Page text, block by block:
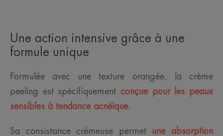
Une action intensive grâce à une
formule unique
Formulée avec une texture orangée, la crème
peeling est spécifiquement conçue pour les peaux
sensibles à tendance acnéique.
Sa consistance crémeuse permet une absorption